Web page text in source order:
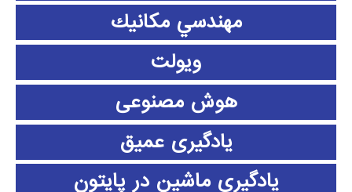
مهندسي مكانيك
ویولت
هوش مصنوعی
یادگیری عمیق
یادگیری ماشین در پایتون